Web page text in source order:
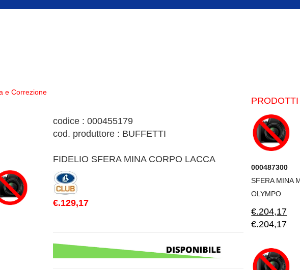
e Correzione
codice : 000455179
cod. produttore : BUFFETTI
FIDELIO SFERA MINA CORPO LACCA
€.129,17
000487300
SFERA MINA
OLYMPO
€.204,17
€.204,17